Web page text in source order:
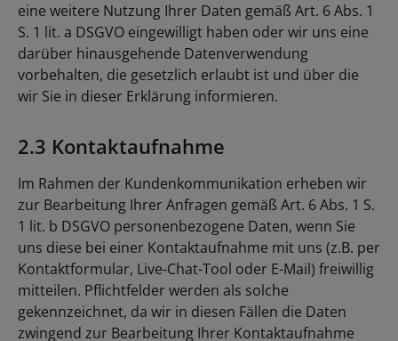
eine weitere Nutzung Ihrer Daten gemäß Art. 6 Abs. 1
S. 1 lit. a DSGVO eingewilligt haben oder wir uns eine
darüber hinausgehende Datenverwendung
vorbehalten, die gesetzlich erlaubt ist und über die
wir Sie in dieser Erklärung informieren.
2.3 Kontaktaufnahme
Im Rahmen der Kundenkommunikation erheben wir
zur Bearbeitung Ihrer Anfragen gemäß Art. 6 Abs. 1 S.
1 lit. b DSGVO personenbezogene Daten, wenn Sie
uns diese bei einer Kontaktaufnahme mit uns (z.B. per
Kontaktformular, Live-Chat-Tool oder E-Mail) freiwillig
mitteilen. Pflichtfelder werden als solche
gekennzeichnet, da wir in diesen Fällen die Daten
zwingend zur Bearbeitung Ihrer Kontaktaufnahme